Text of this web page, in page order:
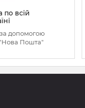
по всій
допомогою
Пошта"